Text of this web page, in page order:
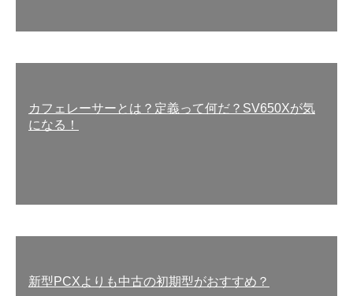
カフェレーサーとは？定義って何だ？SV650Xが気
になる！
新型PCXよりも中古の初期型がおすすめ？